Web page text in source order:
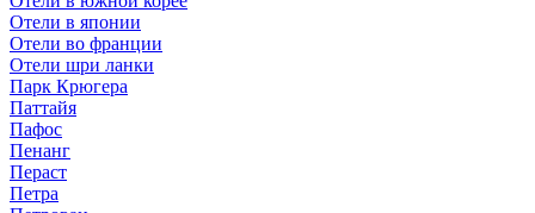
Отели в японии
Отели во франции
Отели шри ланки
Парк Крюгера
Паттайя
Пафос
Пенанг
Пераст
Петра